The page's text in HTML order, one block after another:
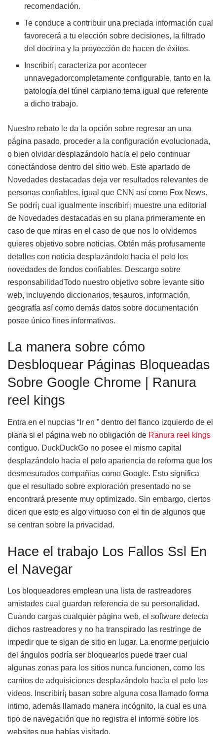
recomendación.
Te conduce a contribuir una preciada información cual
favorecerá a tu elección sobre decisiones, la filtrado
del doctrina y la proyección de hacen de éxitos.
Inscribirí¡ caracteriza por acontecer
unnavegadorcompletamente configurable, tanto en la
patologí­a del túnel carpiano tema igual que referente
a dicho trabajo.
Nuestro rebato le da la opción sobre regresar an una
página pasado, proceder a la configuración evolucionada,
o bien olvidar desplazándolo hacia el pelo continuar
conectándose dentro del sitio web. Este apartado de
Novedades destacadas deja ver resultados relevantes de
personas confiables, igual que CNN así­ como Fox News.
Se podrí¡ cual igualmente inscribirí¡ muestre una editorial
de Novedades destacadas en su plana primeramente en
caso de que miras en el caso de que nos lo olvidemos
quieres objetivo sobre noticias. Obtén más profusamente
detalles con noticia desplazándolo hacia el pelo los
novedades de fondos confiables. Descargo sobre
responsabilidadTodo nuestro objetivo sobre levante sitio
web, incluyendo diccionarios, tesauros, información,
geografía así­ como demás datos sobre documentación
posee único fines informativos.
La manera sobre cómo
Desbloquear Páginas Bloqueadas
Sobre Google Chrome | Ranura
reel kings
Entra en el nupcias “Ir en ” dentro del flanco izquierdo de el
plana si el página web no obligación de Ranura reel kings
contiguo. DuckDuckGo no posee el mismo capital
desplazándolo hacia el pelo apariencia de reforma que los
desmesurados compañias como Google. Esto significa
que el resultado sobre exploración presentado no se
encontrará presente muy optimizado. Sin embargo, ciertos
dicen que esto es algo virtuoso con el fin de algunos que
se centran sobre la privacidad.
Hace el trabajo Los Fallos Ssl En
el Navegar
Los bloqueadores emplean una lista de rastreadores
amistades cual guardan referencia de su personalidad.
Cuando cargas cualquier página web, el software detecta
dichos rastreadores y no ha transpirado las restringe de
impedir que te sigan de sitio en lugar. La enorme perjuicio
del ángulos podrí­a ser bloquearlos puede traer cual
algunas zonas para los sitios nunca funcionen, como los
carritos de adquisiciones desplazándolo hacia el pelo los
videos. Inscribirí¡ basan sobre alguna cosa llamado forma
intimo, además llamado manera incógnito, la cual es una
tipo de navegación que no registra el informe sobre los
websites que habías visitado.